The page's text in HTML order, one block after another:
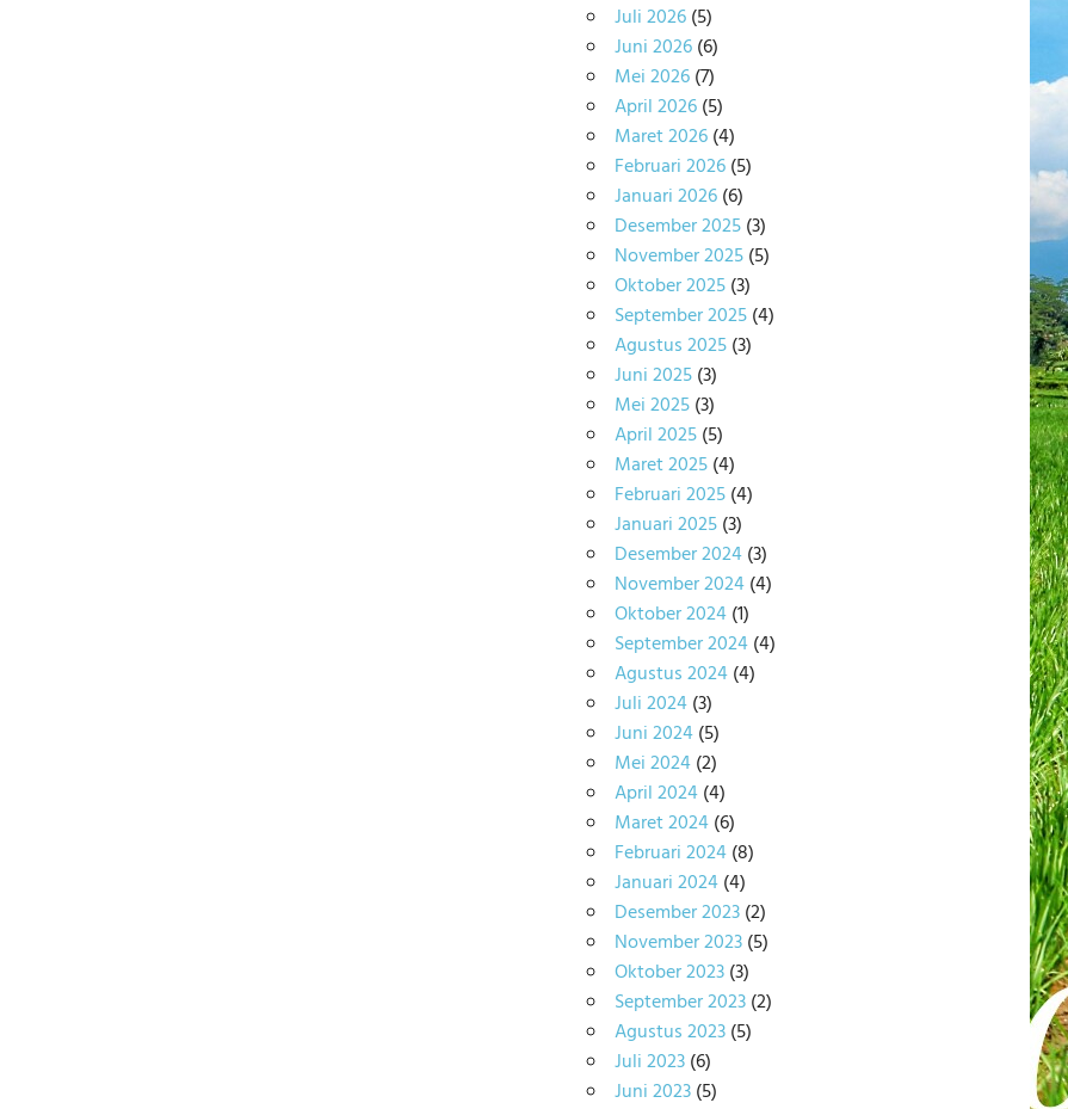
Juli 2026(5)
Juni 2026(6)
Mei 2026(7)
April 2026(5)
Maret 2026(4)
Februari 2026(5)
Januari 2026(6)
Desember 2025(3)
November 2025(5)
Oktober 2025(3)
September 2025(4)
Agustus 2025(3)
Juni 2025(3)
Mei 2025(3)
April 2025(5)
Maret 2025(4)
Februari 2025(4)
Januari 2025(3)
Desember 2024(3)
November 2024(4)
Oktober 2024(1)
September 2024(4)
Agustus 2024(4)
Juli 2024(3)
Juni 2024(5)
Mei 2024(2)
April 2024(4)
Maret 2024(6)
Februari 2024(8)
Januari 2024(4)
Desember 2023(2)
November 2023(5)
Oktober 2023(3)
September 2023(2)
Agustus 2023(5)
Juli 2023(6)
Juni 2023(5)